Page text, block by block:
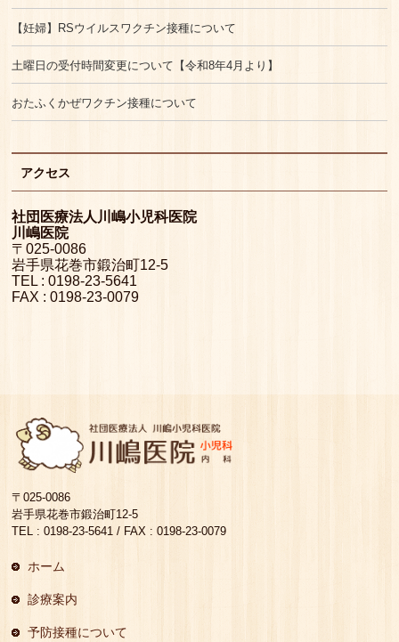
【妊婦】RSウイルスワクチン接種について
土曜日の受付時間変更について【令和8年4月より】
おたふくかぜワクチン接種について
アクセス
社団医療法人川嶋小児科医院
川嶋医院
〒025-0086
岩手県花巻市鍛治町12-5
TEL : 0198-23-5641
FAX : 0198-23-0079
〒025-0086
岩手県花巻市鍛治町12-5
TEL : 0198-23-5641 / FAX : 0198-23-0079
ホーム
診療案内
予防接種について